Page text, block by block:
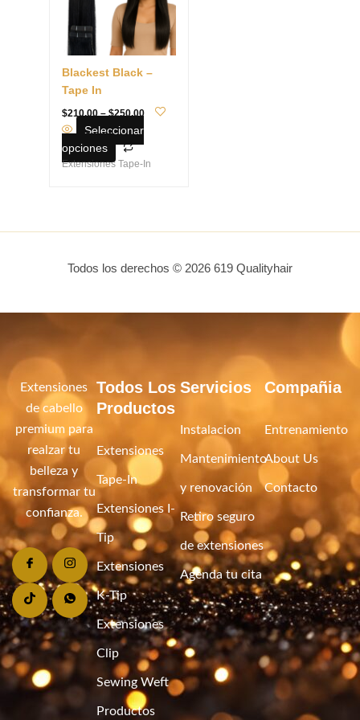
Blackest Black –
Tape In
$210.00 – $250.00
Seleccionar
opciones
variantes.
Las
opciones
pueden
en
la
de
Extensiones Tape-In
Todos los derechos © 2026 619 Qualityhair
Extensiones
de cabello
premium para
realzar tu
belleza y
transformar tu
confianza.
Todos Los
Productos
Extensiones
Tape-In
Extensiones I-
Tip
Extensiones
K-Tip
Extensiones
Clip
Sewing Weft
Productos
Servicios
Instalacion
Mantenimiento
y renovación
Retiro seguro
de extensiones
Agenda tu cita
Compañia
Entrenamiento
About Us
Contacto